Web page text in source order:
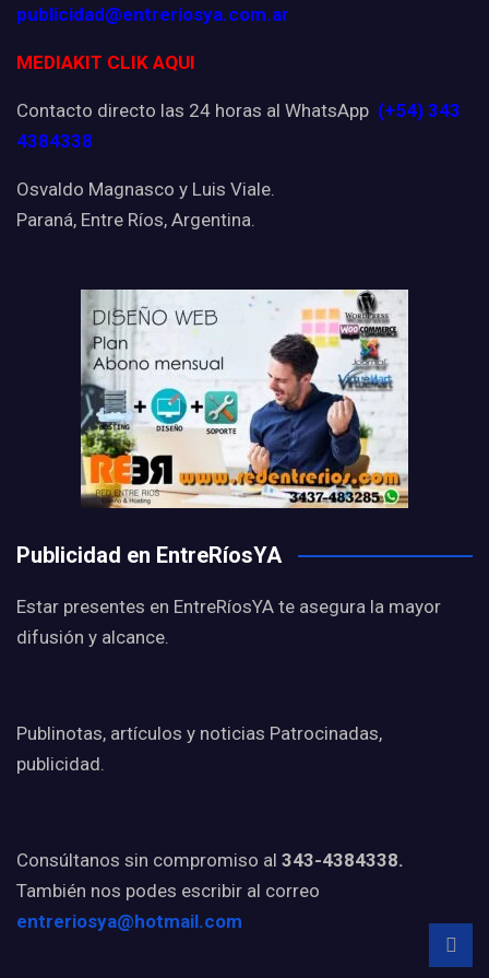
publicidad@entreriosya.com.ar
MEDIAKIT CLIK AQUI
Contacto directo las 24 horas al WhatsApp (+54) 343
4384338
Osvaldo Magnasco y Luis Viale.
Paraná, Entre Ríos, Argentina.
Publicidad en EntreRíosYA
Estar presentes en EntreRíosYA te asegura la mayor
difusión y alcance.
Publinotas, artículos y noticias Patrocinadas,
publicidad.
Consúltanos sin compromiso al 343-4384338.
También nos podes escribir al correo
entreriosya@hotmail.com